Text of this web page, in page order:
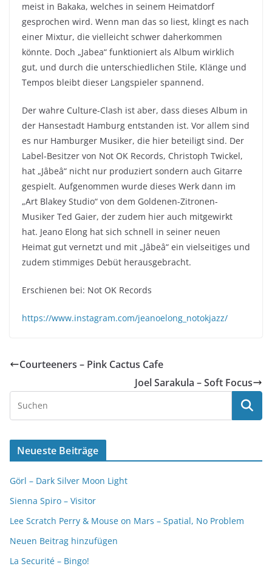
meist in Bakaka, welches in seinem Heimatdorf
gesprochen wird. Wenn man das so liest, klingt es nach
einer Mixtur, die vielleicht schwer daherkommen
könnte. Doch „Jabea“ funktioniert als Album wirklich
gut, und durch die unterschiedlichen Stile, Klänge und
Tempos bleibt dieser Langspieler spannend.
Der wahre Culture-Clash ist aber, dass dieses Album in
der Hansestadt Hamburg entstanden ist. Vor allem sind
es nur Hamburger Musiker, die hier beteiligt sind. Der
Label-Besitzer von Not OK Records, Christoph Twickel,
hat „J​â​beâ“ nicht nur produziert sondern auch Gitarre
gespielt. Aufgenommen wurde dieses Werk dann im
„Art Blakey Studio“ von dem Goldenen-Zitronen-
Musiker Ted Gaier, der zudem hier auch mitgewirkt
hat. Jeano Elong hat sich schnell in seiner neuen
Heimat gut vernetzt und mit „J​â​beâ“ ein vielseitiges und
zudem stimmiges Debüt herausgebracht.
Erschienen bei: Not OK Records
https://www.instagram.com/jeanoelong_notokjazz/
Courteeners – Pink Cactus Cafe
Joel Sarakula – Soft Focus
Neueste Beiträge
Görl – Dark Silver Moon Light
Sienna Spiro – Visitor
Lee Scratch Perry & Mouse on Mars – Spatial, No Problem
Neuen Beitrag hinzufügen
La Securité – Bingo!